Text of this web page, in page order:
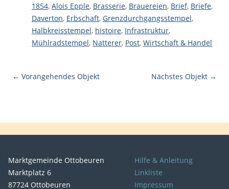
1854, Alois Epple, Brasserie, Brauereien, Brief, Briefe,
Daverton, Erbschaft, Grenzdurchgangsstempel,
Halbkreisstempel, histoire, Infrastruktur,
Mühlradstempel, Natterer, Post, Wirtschaft & Handel
← Vorangehendes Objekt Nächstes Objekt →
Marktgemeinde Ottobeuren
Marktplatz 6
87724 Ottobeuren
Hilfe & Anleitung
Linkliste
Impressum